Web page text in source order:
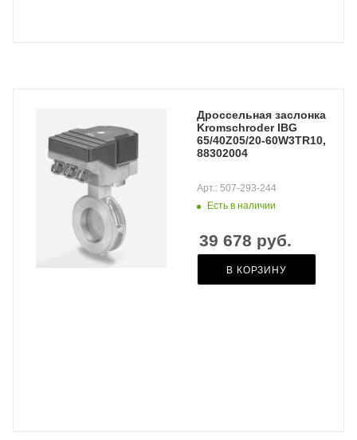
Дроссельная заслонка
Kromschroder IBG
65/40Z05/20-60W3TR10,
88302004
Есть в наличии
Арт.: 507-293-244
39 678 руб.
В КОРЗИНУ